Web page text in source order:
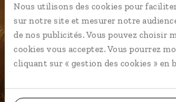
Nous utilisons des cookies pour
sur notre site et mesurer notre
de nos publicités. Vous pouvez choisir
cookies vous acceptez. Vous pourrez
cliquant sur « gestion des cookies » en
Vous gardez le même
pendant et après votre voyage.
DEMANDER UN DEVIS